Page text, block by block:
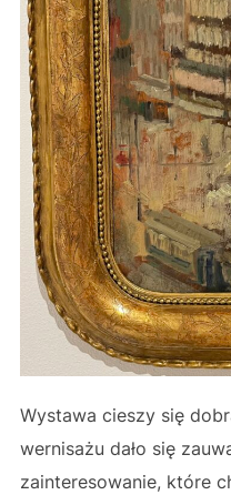
Wystawa cieszy się
wernisażu dało się
zainteresowanie, które